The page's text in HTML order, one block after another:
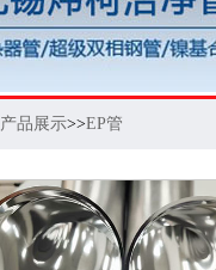
产品展示>>EP管